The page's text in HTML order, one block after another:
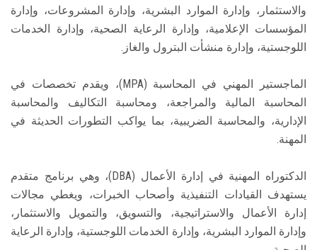
والاستثمار، وإدارة الموارد البشرية، وإدارة المشروعات، وإدارة
المؤسسات الإعلامية، وإدارة الرعاية الصحية، وإدارة الخدمات
اللوجستية، وإدارة منشأت البترول والغاز.
الماجستير المهني في المحاسبة (MPA)، ويقدم تخصصات في
المحاسبة المالية والمراجعة، ومحاسبة التكاليف والمحاسبة
الإدارية، والمحاسبة الضريبية، بما يواكب التطورات الحديثة في
المهنة.
الدكتوراه المهنية في إدارة الأعمال (DBA)، وهي برنامج متقدم
يستهدف القيادات التنفيذية وأصحاب الخبرات، ويغطي مجالات
إدارة الأعمال والاستراتيجية، والتسويق، والتمويل والاستثمار،
وإدارة الموارد البشرية، وإدارة الخدمات اللوجستية، وإدارة الرعاية